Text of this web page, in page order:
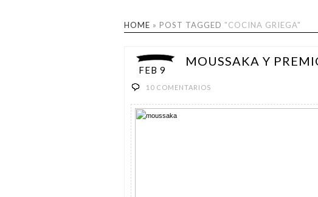
HOME » POST TAGGED "COCINA GRIEGA"
FEB 9
MOUSSAKA Y
10 COMENTARIOS